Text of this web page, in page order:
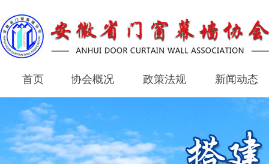
首页
首页
协会概况
协会概况
政策法规 新闻动态
新闻动态